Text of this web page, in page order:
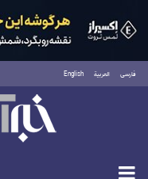
فارسی العربية English
جمعه ۱۶ مرداد ۱۴۰۵